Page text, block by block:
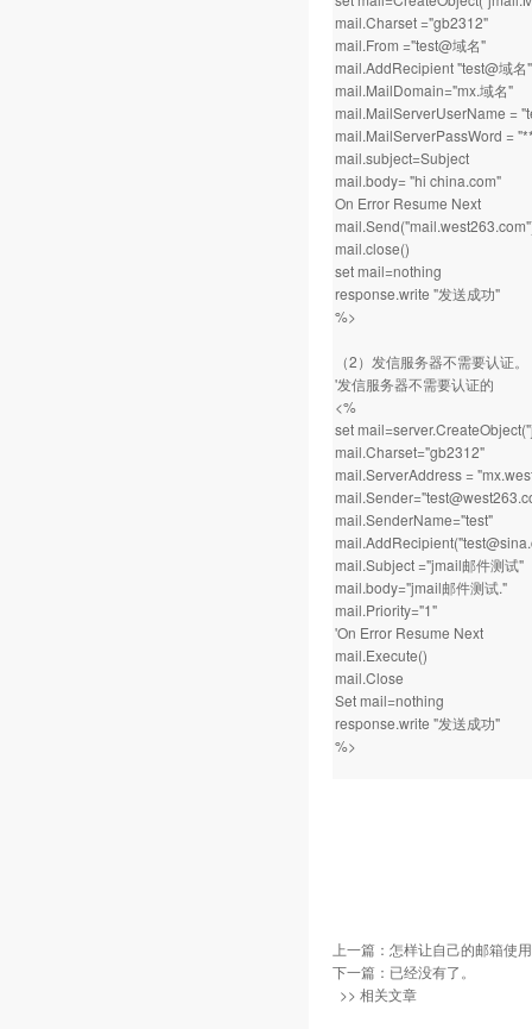
mail.Charset ="gb2312"
mail.From ="test@域名"
mail.AddRecipient "test@域名"
mail.MailDomain="mx.域名"
mail.MailServerUserName =
mail.MailServerPassWord =
mail.subject=Subject
mail.body= "hi china.com"
On Error Resume Next
mail.close()
set mail=nothing
response.write "发送成功"
%>
（2）发信服务器不需要认证。
'发信服务器不需要认证的
<%
set
mail.Charset="gb2312"
mail.ServerAddress =
mail.SenderName="test"
mail.Subject ="jmail邮件测试"
mail.body="jmail邮件测试."
mail.Priority="1"
'On Error Resume Next
mail.Execute()
mail.Close
Set mail=nothing
response.write "发送成功"
%>
上一篇： 怎样让自己的邮箱使
下一篇：已经没有了。
>> 相关文章